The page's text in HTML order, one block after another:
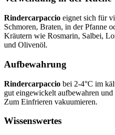
Rindercarpaccio eignet sich für
Schmoren, Braten, in der Pfanne
Kräutern wie Rosmarin, Salbei,
und Olivenöl.
Aufbewahrung
Rindercarpaccio bei 2-4°C im
gut eingewickelt aufbewahren
Zum Einfrieren vakuumieren.
Wissenswertes